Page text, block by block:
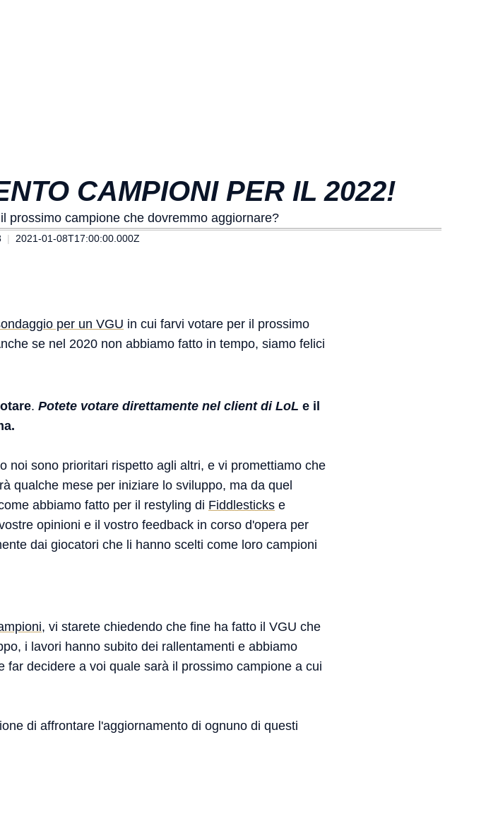
CAMPIONI PER IL 2022!
prossimo campione che dovremmo aggiornare?
2021-01-08T17:00:00.000Z
per un VGU in cui farvi votare per il prossimo
se nel 2020 non abbiamo fatto in tempo, siamo felici
. Potete votare direttamente nel client di LoL e il
noi sono prioritari rispetto agli altri, e vi promettiamo che
qualche mese per iniziare lo sviluppo, ma da quel
abbiamo fatto per il restyling di Fiddlesticks e
opinioni e il vostro feedback in corso d'opera per
dai giocatori che li hanno scelti come loro campioni
, vi starete chiedendo che fine ha fatto il VGU che
i lavori hanno subito dei rallentamenti e abbiamo
decidere a voi quale sarà il prossimo campione a cui
di affrontare l'aggiornamento di ognuno di questi